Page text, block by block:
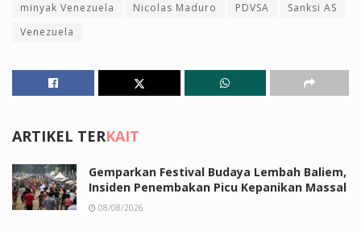
minyak Venezuela
Nicolas Maduro PDVSA
Sanksi AS
Venezuela
ARTIKEL TERKAIT
Gemparkan Festival Budaya Lembah Baliem,
Insiden Penembakan Picu Kepanikan Massal
08/08/2026